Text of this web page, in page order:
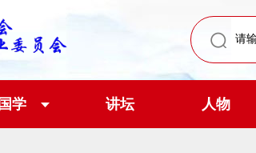
国学 讲坛 人物